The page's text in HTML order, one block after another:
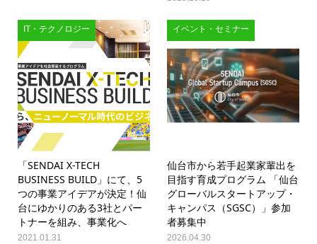
IT・テクノロジー
「SENDAI X-TECH
BUSINESS BUILD」にて、5
つの事業アイデアが決定！仙
台にゆかりのある3社とパー
トナーを組み、事業化へ
2021.01.31
イベント・セミナー
仙台市から若手起業家輩出を
目指す育成プログラム 「仙台
グローバルスタートアップ・
キャンパス（SGSC）」参加
者募集中
2026.04.30